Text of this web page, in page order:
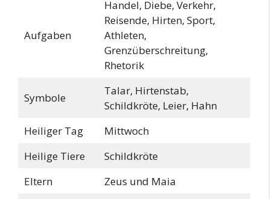
Aufgaben
Handel, Diebe, Verkehr,
Reisende, Hirten, Sport,
Athleten,
Grenzüberschreitung,
Rhetorik
Symbole
Talar, Hirtenstab,
Schildkröte, Leier, Hahn
Heiliger Tag
Mittwoch
Heilige Tiere
Schildkröte
Eltern
Zeus und Maia